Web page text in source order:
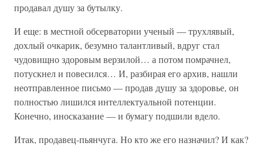
продавал душу за бутылку.
И еще: в местной обсерватории ученый — трухлявый,
дохлый очкарик, безумно талантливый, вдруг стал
чудовищно здоровым верзилой… а потом помрачнел,
потускнел и повесился… И, разбирая его архив, нашли
неотправленное письмо — продав душу за здоровье, он
полностью лишился интеллектуальной потенции.
Конечно, иносказание — и бумагу подшили вдело.
Итак, продавец-пьянчуга. Но кто же его назначил? И как?